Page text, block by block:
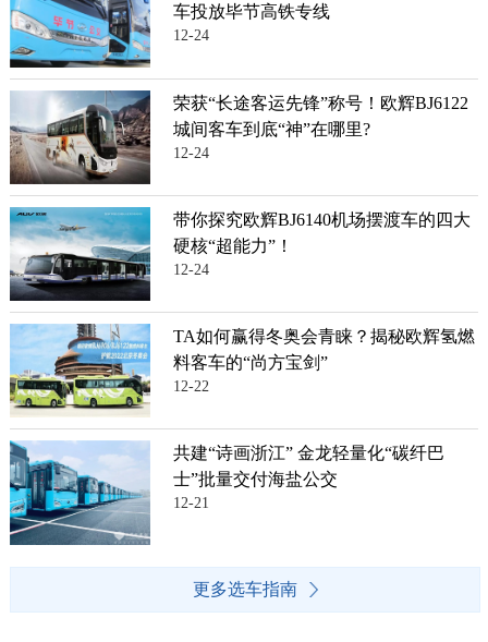
车投放毕节高铁专线
12-24
荣获“长途客运先锋”称号！欧辉BJ6122
城间客车到底“神”在哪里?
12-24
带你探究欧辉BJ6140机场摆渡车的四大
硬核“超能力”！
12-24
TA如何赢得冬奥会青睐？揭秘欧辉氢燃
料客车的“尚方宝剑”
12-22
共建“诗画浙江” 金龙轻量化“碳纤巴
士”批量交付海盐公交
12-21
更多选车指南